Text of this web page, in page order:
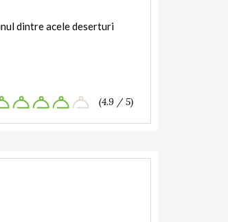
dintre acele deserturi
(4.9 / 5)